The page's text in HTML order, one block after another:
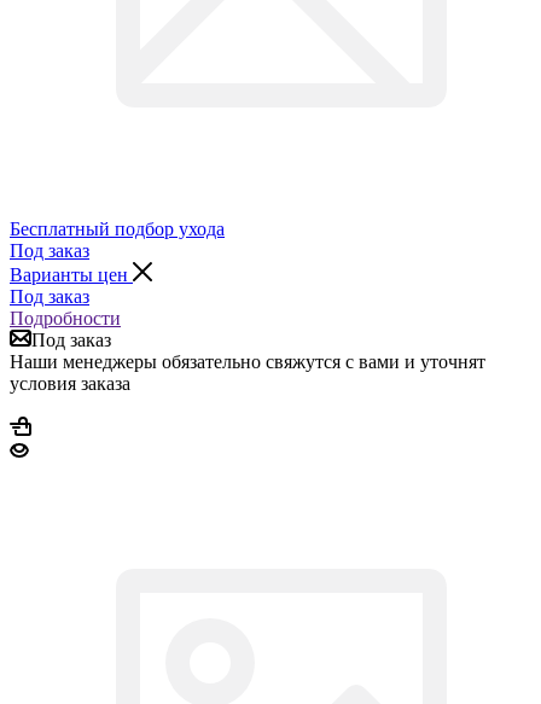
Бесплатный подбор ухода
Под заказ
Варианты цен
Под заказ
Подробности
Под заказ
Наши менеджеры обязательно свяжутся с вами и уточнят
условия заказа